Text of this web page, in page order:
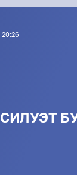
20:26